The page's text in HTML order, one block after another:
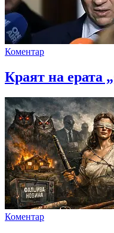
Коментар
Краят на ерата
Коментар